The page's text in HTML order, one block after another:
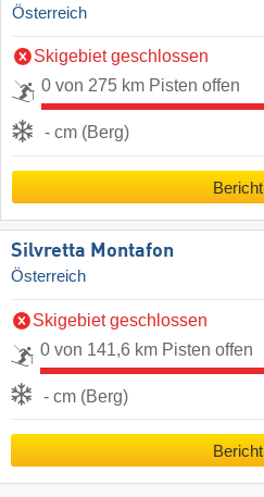
Österreich
Skigebiet geschlossen
0 von 275 km Pisten offen
- cm (Berg)
Bericht
Silvretta Montafon
Österreich
Skigebiet geschlossen
0 von 141,6 km Pisten offen
- cm (Berg)
Bericht